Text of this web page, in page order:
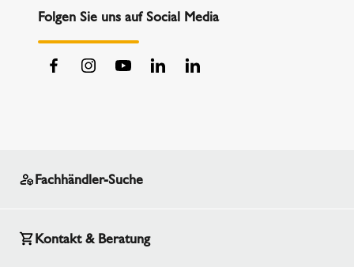
Folgen Sie uns auf Social Media
Fachhändler-Suche
Kontakt & Beratung